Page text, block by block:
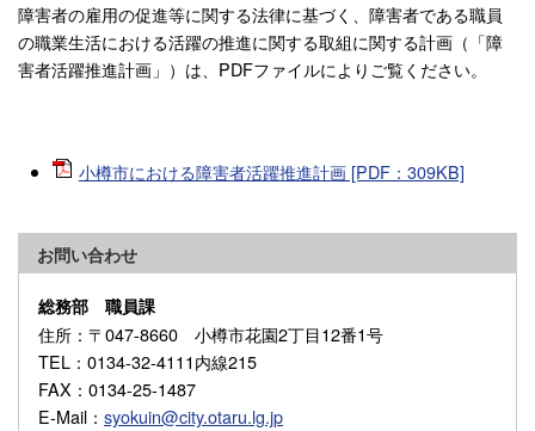
障害者の雇用の促進等に関する法律に基づく、障害者である職員
の職業生活における活躍の推進に関する取組に関する計画（「障
害者活躍推進計画」）は、PDFファイルによりご覧ください。
小樽市における障害者活躍推進計画 [PDF：309KB]
お問い合わせ
総務部 職員課
住所 ：〒047-8660 小樽市花園2丁目12番1号
TEL ：0134-32-4111内線215
FAX ：0134-25-1487
E-Mail ： syokuin@city.otaru.lg.jp